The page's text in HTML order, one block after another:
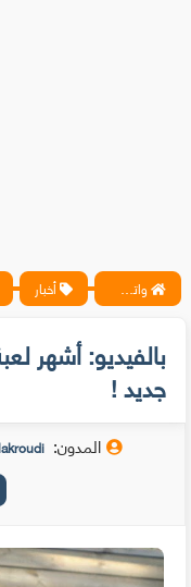
واتس آب ، فيسبوك ، أنترنت ، شروحات تقنية حصرية - المحترف أخبار
بالفيديو: أشهر
جديد !
المدون: